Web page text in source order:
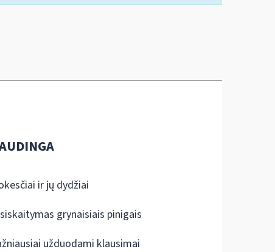
ir jų dydžiai
grynaisiais pinigais
užduodami klausimai